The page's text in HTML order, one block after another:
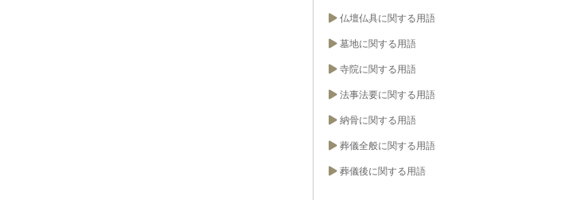
仏壇仏具に関する用語
墓地に関する用語
寺院に関する用語
法事法要に関する用語
納骨に関する用語
葬儀全般に関する用語
葬儀後に関する用語